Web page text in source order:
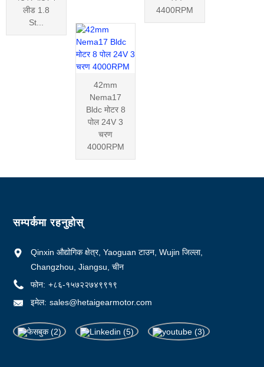
लीड 1.8
St...
4400RPM
42mm
Nema17
Bldc मोटर 8
पोल 24V 3
चरण
4000RPM
सम्पर्कमा रहनुहोस्
Qinxin औद्योगिक क्षेत्र, Yaoguan टाउन, Wujin जिल्ला,
Changzhou, Jiangsu, चीन
फोन: +८६-१५७२२७४९९१९
इमेल: sales@hetaigearmotor.com